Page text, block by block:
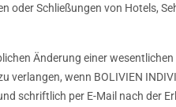
oder Schließungen von Hotels,
Änderung einer
verlangen, wenn BOLIVIEN
schriftlich per E-Mail nach der